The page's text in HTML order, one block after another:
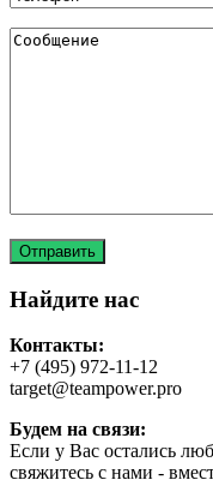
Найдите нас
Контакты:
+7 (495) 972-11-12
target@teampower.pro
Будем на связи:
Если у Вас остались
свяжитесь с нами -